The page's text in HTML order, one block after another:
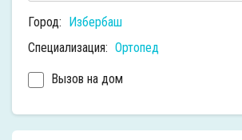
Город: Избербаш
Специализация: Ортопед
Вызов на дом